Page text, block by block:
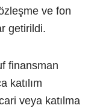
ve fon
getirildi.
finansman
katılım
veya katılma